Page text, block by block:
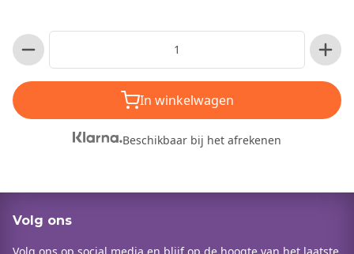
In winkelwagen
Beschikbaar bij het afrekenen
Volg ons
Volg ons op social media en blijf op de hoogte van het laatste